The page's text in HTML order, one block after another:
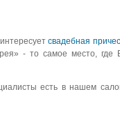
свадебная
- то самое место, где
есть в нашем